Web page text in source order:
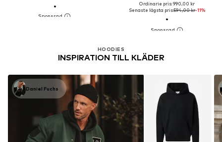
Ordinarie pris: 990,00 kr
Senaste lägsta pris:594,00 kr-11%
HOODIES
INSPIRATION TILL KLÄDER
Daniel Fuchs